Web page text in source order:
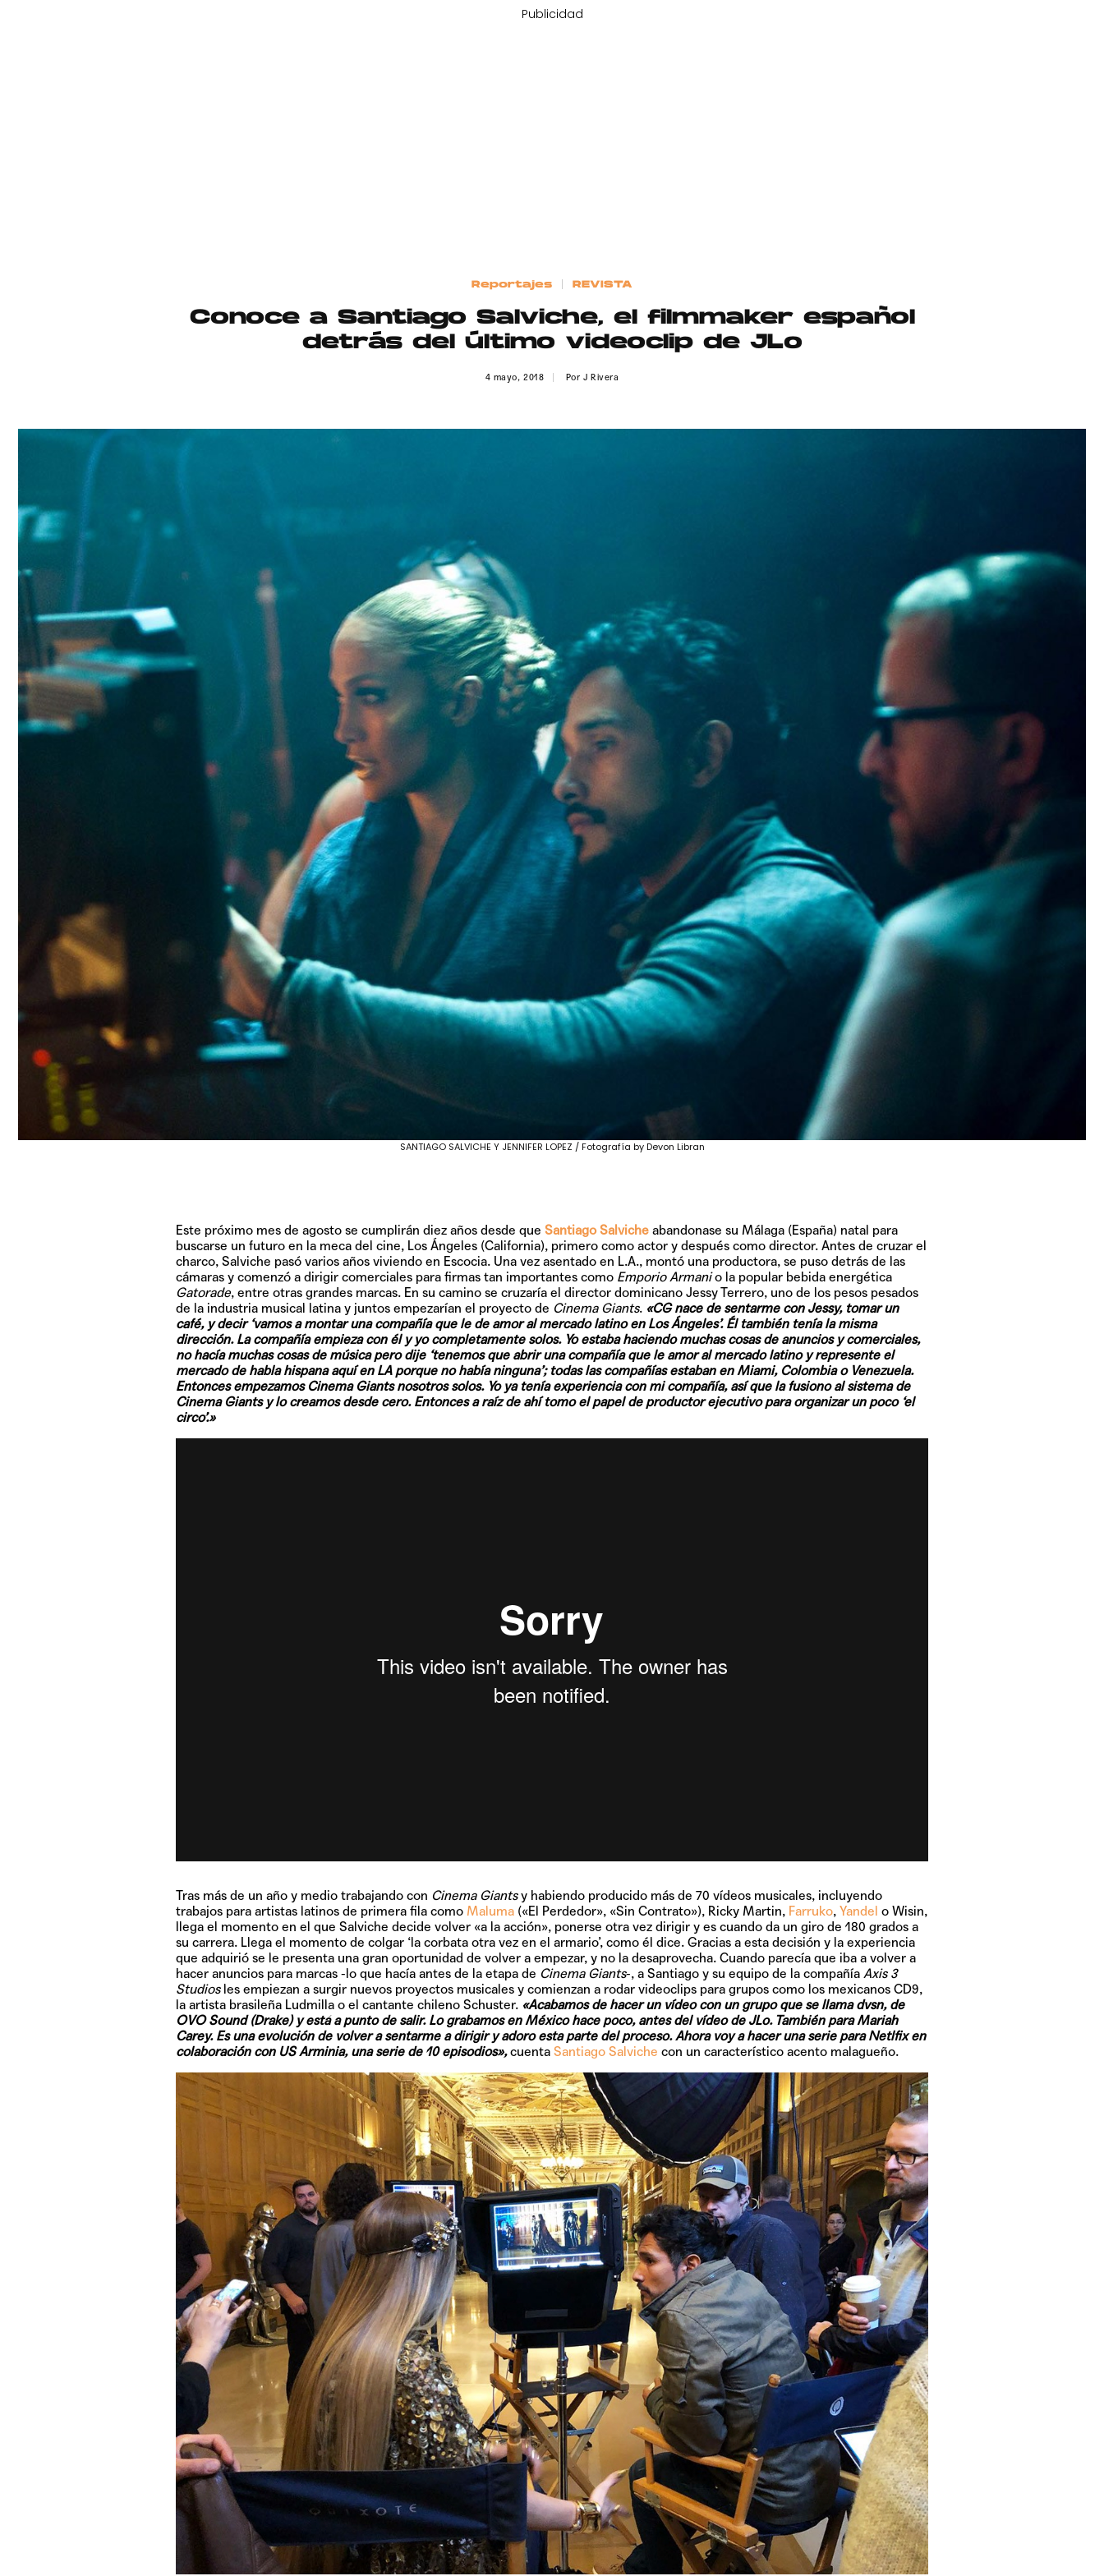
Publicidad
Reportajes REVISTA
Conoce a Santiago Salviche, el filmmaker español
detrás del último videoclip de JLo
4 mayo, 2018 Por J Rivera
SANTIAGO SALVICHE Y JENNIFER LOPEZ / Fotografía by Devon Libran
Este próximo mes de agosto se cumplirán diez años desde que Santiago Salviche abandonase su Málaga (España) natal para
buscarse un futuro en la meca del cine, Los Ángeles (California), primero como actor y después como director. Antes de cruzar el
charco, Salviche pasó varios años viviendo en Escocia. Una vez asentado en L.A., montó una productora, se puso detrás de las
cámaras y comenzó a dirigir comerciales para firmas tan importantes como Emporio Armanio la popular bebida energética
Gatorade, entre otras grandes marcas. En su camino se cruzaría el director dominicano Jessy Terrero, uno de los pesos pesados
de la industria musical latina y juntos empezarían el proyecto de Cinema Giants. «CG nace de sentarme con Jessy, tomar un
café, y decir ‘vamos a montar una compañía que le de amor al mercado latino en Los Ángeles’. Él también tenía la misma
dirección. La compañía empieza con él y yo completamente solos. Yo estaba haciendo muchas cosas de anuncios y comerciales,
no hacía muchas cosas de música pero dije ‘tenemos que abrir una compañía que le amor al mercado latino y represente el
mercado de habla hispana aquí en LA porque no había ninguna’; todas las compañías estaban en Miami, Colombia o Venezuela.
Entonces empezamos Cinema Giants nosotros solos. Yo ya tenía experiencia con mi compañía, así que la fusiono al sistema de
Cinema Giants y lo creamos desde cero. Entonces a raíz de ahí tomo el papel de productor ejecutivo para organizar un poco ‘el
circo’.»
Tras más de un año y medio trabajando con Cinema Giantsy habiendo producido más de 70 vídeos musicales, incluyendo
trabajos para artistas latinos de primera fila como Maluma («El Perdedor», «Sin Contrato»), Ricky Martin, Farruko, Yandel o Wisin,
llega el momento en el que Salviche decide volver «a la acción», ponerse otra vez dirigir y es cuando da un giro de 180 grados a
su carrera. Llega el momento de colgar ‘la corbata otra vez en el armario’, como él dice. Gracias a esta decisión y la experiencia
que adquirió se le presenta una gran oportunidad de volver a empezar, y no la desaprovecha. Cuando parecía que iba a volver a
hacer anuncios para marcas -lo que hacía antes de la etapa de Cinema Giants-, a Santiago y su equipo de la compañía Axis 3
Studiosles empiezan a surgir nuevos proyectos musicales y comienzan a rodar videoclips para grupos como los mexicanos CD9,
la artista brasileña Ludmilla o el cantante chileno Schuster. «Acabamos de hacer un vídeo con un grupo que se llama dvsn, de
OVO Sound (Drake) y está a punto de salir. Lo grabamos en México hace poco, antes del vídeo de JLo. También para Mariah
Carey. Es una evolución de volver a sentarme a dirigir y adoro esta parte del proceso. Ahora voy a hacer una serie para Netlfix en
colaboración con US Arminia, una serie de 10 episodios»,cuenta Santiago Salviche con un característico acento malagueño.